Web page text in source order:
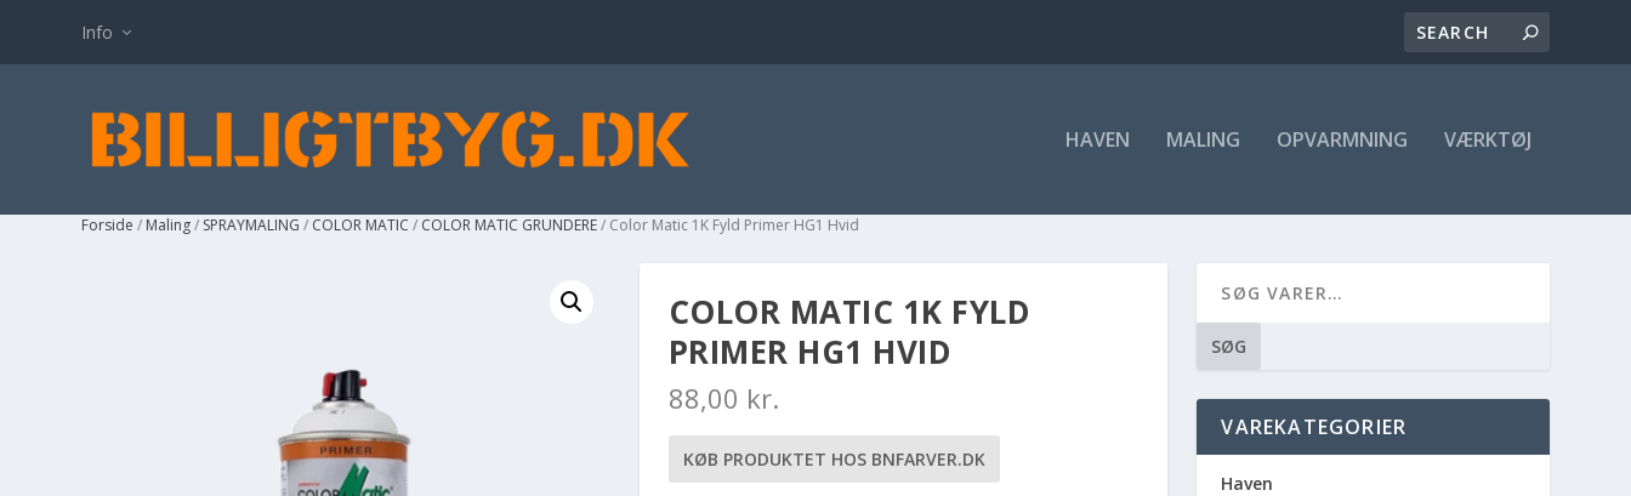
Info
HAVEN MALING OPVARMNING VÆRKTØJ
Forside / Maling/ SPRAYMALING / COLOR MATIC / COLOR MATIC GRUNDERE/ Color Matic 1K Fyld Primer HG1 Hvid
COLOR MATIC 1K FYLD
PRIMER HG1 HVID
88,00 kr.
KØB PRODUKTET HOS BNFARVER.DK
SØG
VAREKATEGORIER
Haven